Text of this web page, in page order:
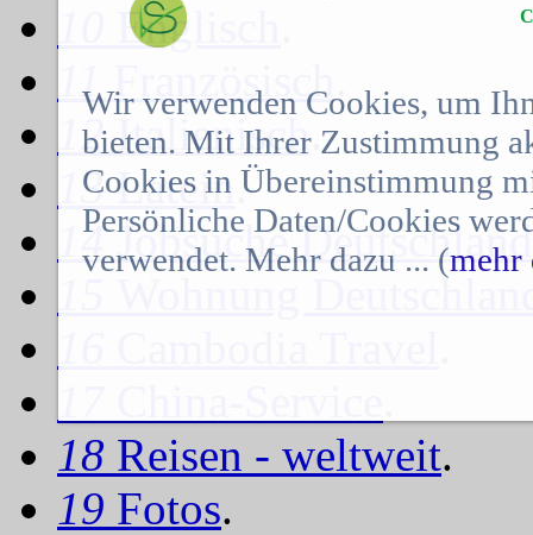
Englisch
11Französisch
12Italienisch.
13Latein.
14Jobsuche Deutschland
Wohnung
18 Reisen - weltweit.
19 Fotos.
Wir verwenden Cookies, um
bieten. Mit Ihrer Zustimmung
Cookies in Übereinstimmung
Persönliche Daten/Cookies
verwendet. Mehr dazu ... (mehr